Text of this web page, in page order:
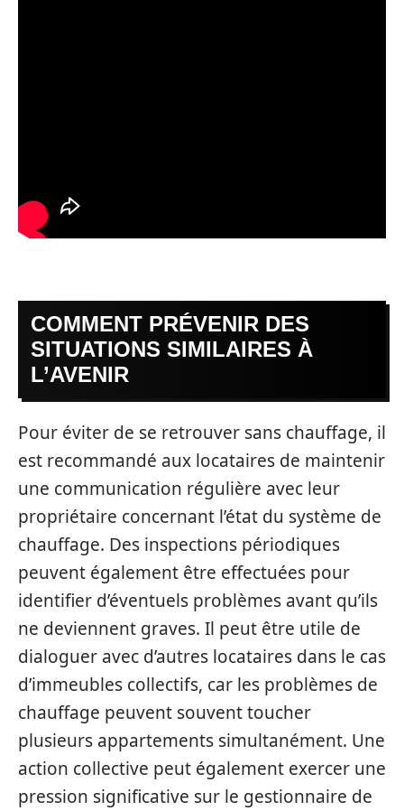
COMMENT PRÉVENIR DES
SITUATIONS SIMILAIRES À
L’AVENIR
Pour éviter de se retrouver sans chauffage, il
est recommandé aux locataires de maintenir
une communication régulière avec leur
propriétaire concernant l’état du système de
chauffage. Des inspections périodiques
peuvent également être effectuées pour
identifier d’éventuels problèmes avant qu’ils
ne deviennent graves. Il peut être utile de
dialoguer avec d’autres locataires dans le cas
d’immeubles collectifs, car les problèmes de
chauffage peuvent souvent toucher
plusieurs appartements simultanément. Une
action collective peut également exercer une
pression significative sur le gestionnaire de